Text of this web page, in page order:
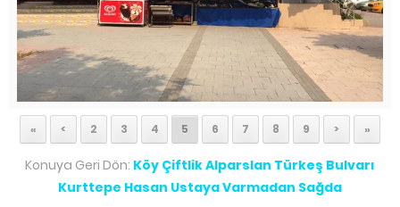
« < 2 3 4 5 6 7 8 9 > »
Konuya Geri Dön: Köy Çiftlik Alparslan Türkeş Bulvarı
Kurttepe Hasan Ustaya Varmadan Sağda